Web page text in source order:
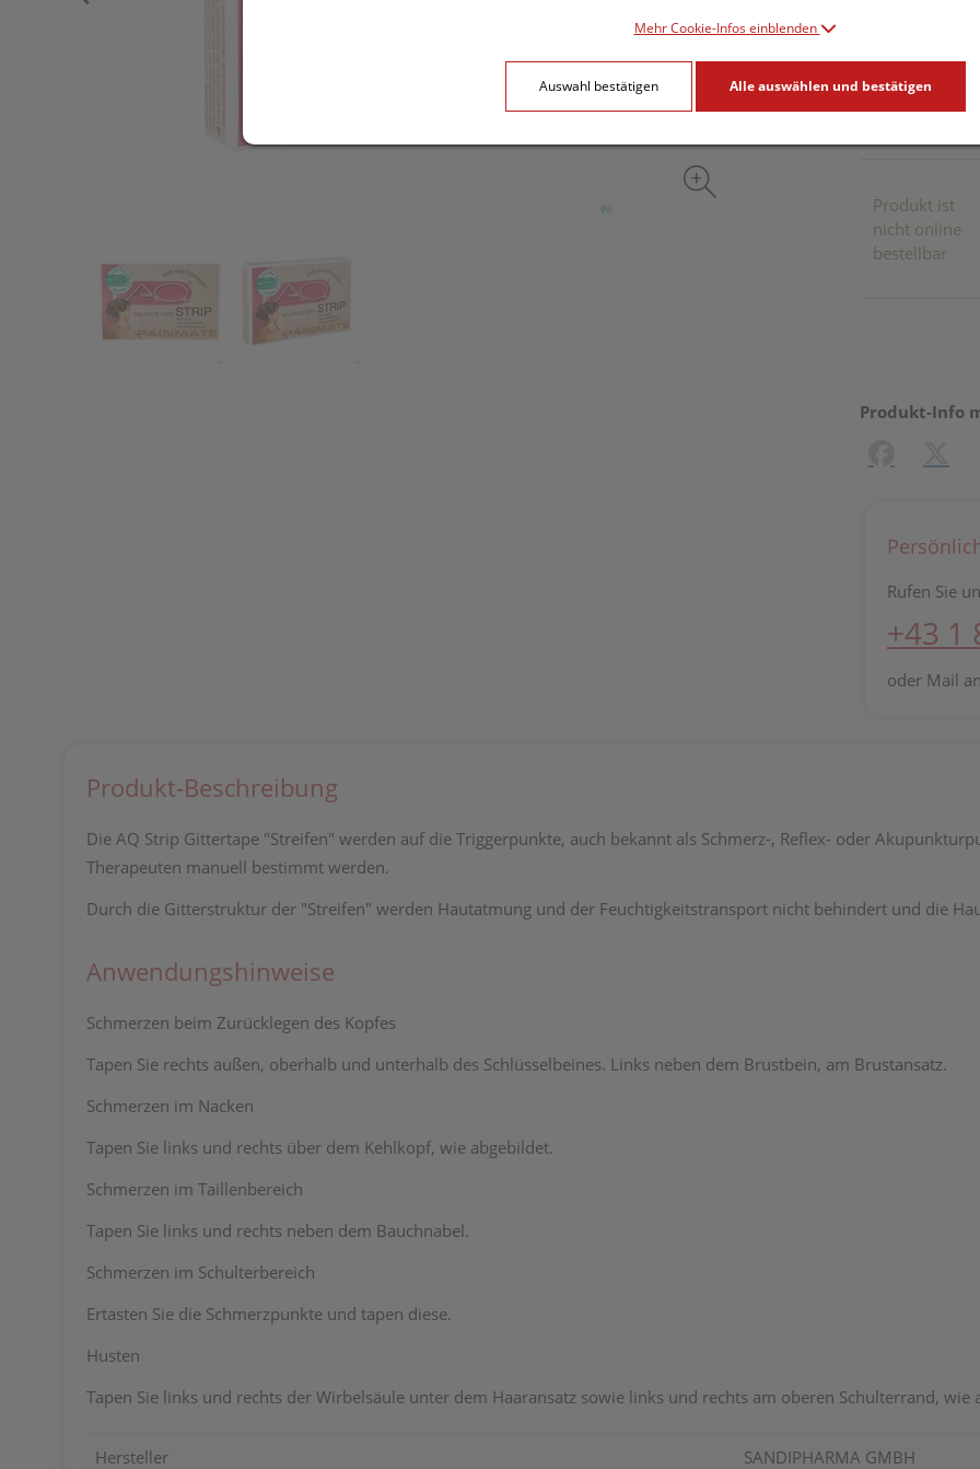
Dieses
Produkt ist
nicht online
bestellbar
Produkt-Info
Rufen Sie
+43 1
oder Mail
Produkt-Beschreibung
Die AQ Strip Gittertape "Streifen" werden auf die Triggerpunkte, auch bekannt als Schmerz-, Reflex- oder
Therapeuten manuell bestimmt werden.
Durch die Gitterstruktur der "Streifen" werden Hautatmung und der Feuchtigkeitstransport nicht behindert und die
Anwendungshinweise
Schmerzen beim Zurücklegen des Kopfes
Tapen Sie rechts außen, oberhalb und unterhalb des Schlüsselbeines. Links neben dem Brustbein, am Brustansatz.
Schmerzen im Nacken
Tapen Sie links und rechts über dem Kehlkopf, wie abgebildet.
Schmerzen im Taillenbereich
Tapen Sie links und rechts neben dem Bauchnabel.
Schmerzen im Schulterbereich
Ertasten Sie die Schmerzpunkte und tapen diese.
Husten
Tapen Sie links und rechts der Wirbelsäule unter dem Haaransatz sowie links und rechts am oberen Schulterrand, wie
Hersteller SANDIPHARMA GMBH
Mehr Cookie-Infos einblenden
Auswahl bestätigen Alle auswählen und bestätigen